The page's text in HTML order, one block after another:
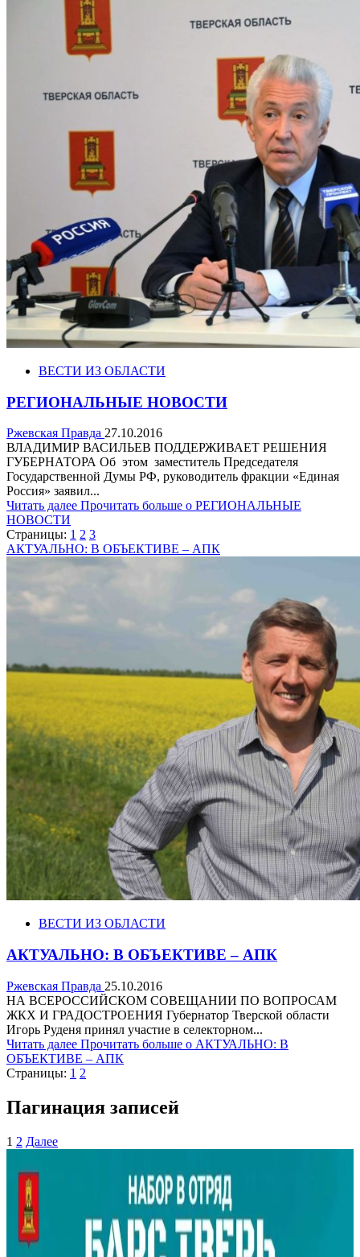
ВЕСТИ ИЗ ОБЛАСТИ
РЕГИОНАЛЬНЫЕ НОВОСТИ
Ржевская Правда 27.10.2016
ВЛАДИМИР ВАСИЛЬЕВ ПОДДЕРЖИВАЕТ РЕШЕНИЯ
ГУБЕРНАТОРА Об этом заместитель Председателя
Государственной Думы РФ, руководитель фракции «Единая
Россия» заявил...
Читать далее Прочитать больше о РЕГИОНАЛЬНЫЕ
НОВОСТИ
Страницы: 1 2 3
АКТУАЛЬНО: В ОБЪЕКТИВЕ – АПК
ВЕСТИ ИЗ ОБЛАСТИ
АКТУАЛЬНО: В ОБЪЕКТИВЕ – АПК
Ржевская Правда 25.10.2016
НА ВСЕРОССИЙСКОМ СОВЕЩАНИИ ПО ВОПРОСАМ
ЖКХ И ГРАДОСТРОЕНИЯ Губернатор Тверской области
Игорь Руденя принял участие в селекторном...
Читать далее Прочитать больше о АКТУАЛЬНО: В
ОБЪЕКТИВЕ – АПК
Страницы: 1 2
Пагинация записей
1 2 Далее